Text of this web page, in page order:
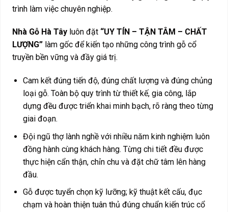
trình làm việc chuyên nghiệp.
Nhà Gỗ Hà Tây luôn đặt “UY TÍN – TẬN TÂM – CHẤT
LƯỢNG” làm gốc để kiến tạo những công trình gỗ cổ
truyền bền vững và đầy giá trị.
Cam kết đúng tiến độ, đúng chất lượng và đúng chủng
loại gỗ. Toàn bộ quy trình từ thiết kế, gia công, lắp
dựng đều được triển khai minh bạch, rõ ràng theo từng
giai đoạn.
Đội ngũ thợ lành nghề với nhiều năm kinh nghiệm luôn
đồng hành cùng khách hàng. Từng chi tiết đều được
thực hiện cẩn thận, chỉn chu và đặt chữ tâm lên hàng
đầu.
Gỗ được tuyển chọn kỹ lưỡng; kỹ thuật kết cấu, đục
chạm và hoàn thiện tuân thủ đúng chuẩn kiến trúc cổ